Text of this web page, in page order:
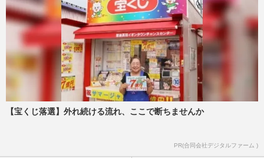
【宝くじ落選】外れ続ける流れ、ここで断ちませんか
PR(合同会社デジタルファーム )